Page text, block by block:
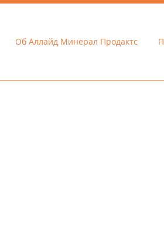
Об Аллайд Минерал Продактс